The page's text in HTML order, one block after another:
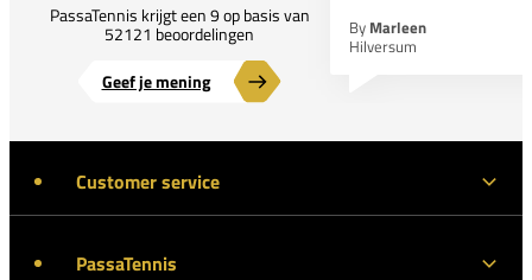
PassaTennis krijgt een 9 op basis van
52121 beoordelingen
Geef je mening
By Marleen
Hilversum
Customer service
PassaTennis